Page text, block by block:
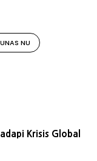
NU
Krisis Global